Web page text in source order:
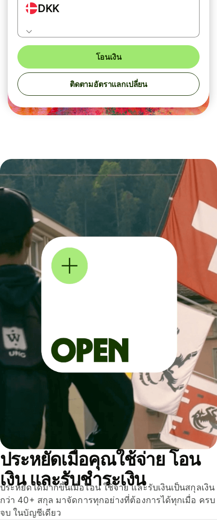
DKK
โอนเงิน
ติดตามอัตราแลกเปลี่ยน
ประหยัดเมื่อคุณใช้จ่าย โอน
เงิน และรับชำระเงิน
ประหยัดได้มากขึ้นเมื่อโอน ใช้จ่าย และรับเงินเป็นสกุลเงิน
กว่า 40+ สกุล มาจัดการทุกอย่างที่ต้องการได้ทุกเมื่อ ครบ
จบ ในบัญชีเดียว